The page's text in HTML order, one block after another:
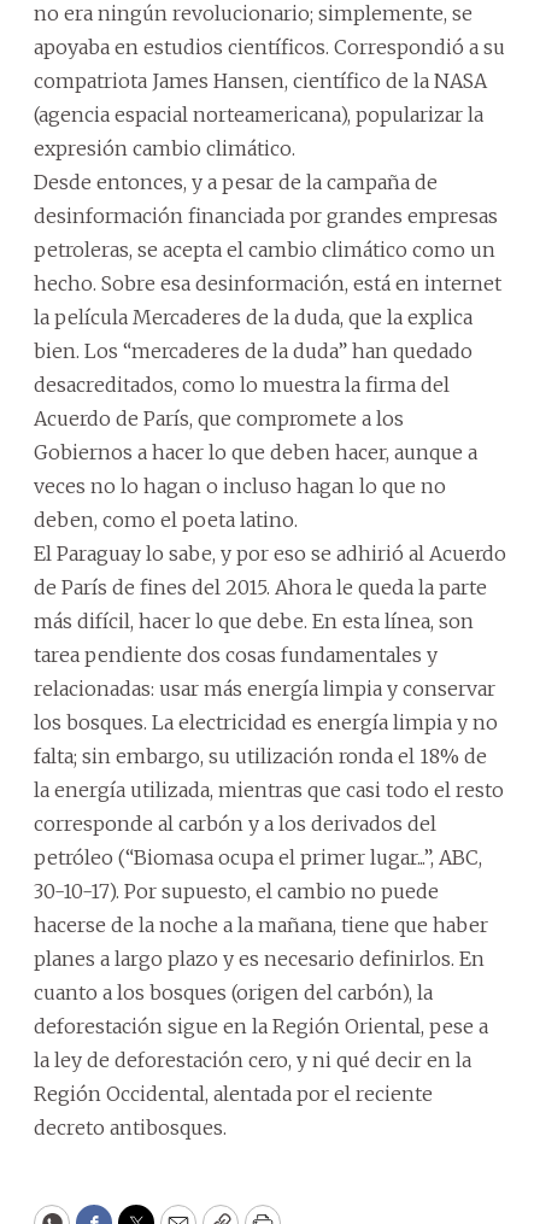
no era ningún revolucionario; simplemente, se
apoyaba en estudios científicos. Correspondió a su
compatriota James Hansen, científico de la NASA
(agencia espacial norteamericana), popularizar la
expresión cambio climático.
Desde entonces, y a pesar de la campaña de
desinformación financiada por grandes empresas
petroleras, se acepta el cambio climático como un
hecho. Sobre esa desinformación, está en internet
la película Mercaderes de la duda, que la explica
bien. Los “mercaderes de la duda” han quedado
desacreditados, como lo muestra la firma del
Acuerdo de París, que compromete a los
Gobiernos a hacer lo que deben hacer, aunque a
veces no lo hagan o incluso hagan lo que no
deben, como el poeta latino.
El Paraguay lo sabe, y por eso se adhirió al Acuerdo
de París de fines del 2015. Ahora le queda la parte
más difícil, hacer lo que debe. En esta línea, son
tarea pendiente dos cosas fundamentales y
relacionadas: usar más energía limpia y conservar
los bosques. La electricidad es energía limpia y no
falta; sin embargo, su utilización ronda el 18% de
la energía utilizada, mientras que casi todo el resto
corresponde al carbón y a los derivados del
petróleo (“Biomasa ocupa el primer lugar...”, ABC,
30-10-17). Por supuesto, el cambio no puede
hacerse de la noche a la mañana, tiene que haber
planes a largo plazo y es necesario definirlos. En
cuanto a los bosques (origen del carbón), la
deforestación sigue en la Región Oriental, pese a
la ley de deforestación cero, y ni qué decir en la
Región Occidental, alentada por el reciente
decreto antibosques.